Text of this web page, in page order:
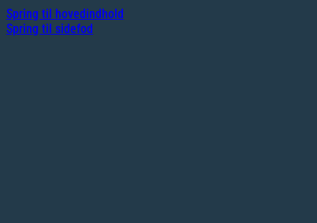
Spring til hovedindhold
Spring til sidefod